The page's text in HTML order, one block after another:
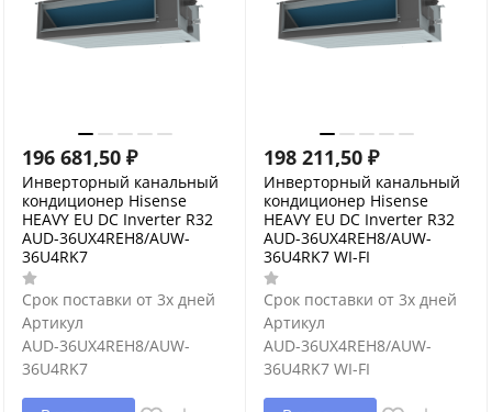
196 681,50 ₽
Инверторный канальный
кондиционер Hisense
HEAVY EU DC Inverter R32
AUD-36UX4REH8/AUW-
36U4RK7
Срок поставки от 3х дней
Артикул
AUD-36UX4REH8/AUW-
36U4RK7
198 211,50 ₽
Инверторный канальный
кондиционер Hisense
HEAVY EU DC Inverter R32
AUD-36UX4REH8/AUW-
36U4RK7 WI-FI
Срок поставки от 3х дней
Артикул
AUD-36UX4REH8/AUW-
36U4RK7 WI-FI